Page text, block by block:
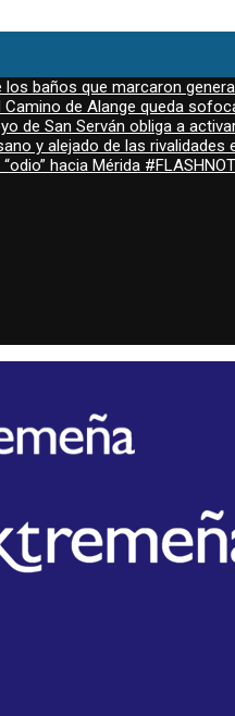
los baños que marcaron
de Alange queda
de San Serván obliga a
y alejado de las rivalidades
hacia Mérida